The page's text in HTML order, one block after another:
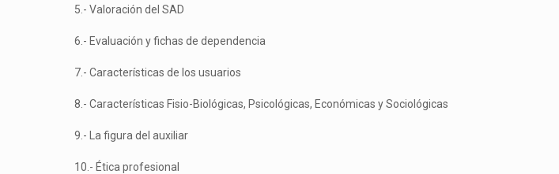
5.- Valoración del SAD
6.- Evaluación y fichas de dependencia
7.- Características de los usuarios
8.- Características Fisio-Biológicas, Psicológicas, Económicas y Sociológicas
9.- La figura del auxiliar
10.- Ética profesional